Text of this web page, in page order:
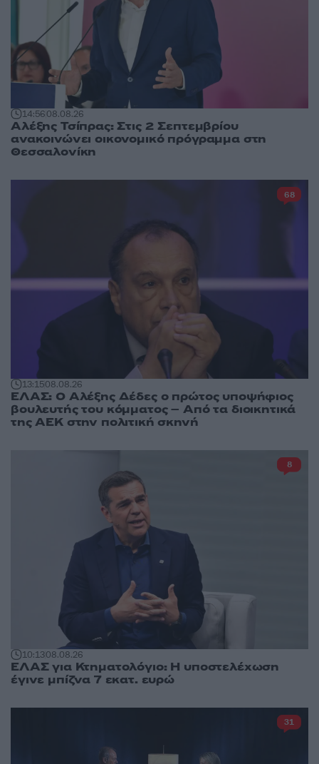
14:5608.08.26
Αλέξης Τσίπρας: Στις 2 Σεπτεμβρίου
ανακοινώνει οικονομικό πρόγραμμα στη
Θεσσαλονίκη
13:1508.08.26
ΕΛΑΣ: Ο Αλέξης Δέδες ο πρώτος υποψήφιος
βουλευτής του κόμματος – Από τα διοικητικά
της ΑΕΚ στην πολιτική σκηνή
68
10:1308.08.26
ΕΛΑΣ για Κτηματολόγιο: Η υποστελέχωση
έγινε μπίζνα 7 εκατ. ευρώ
8
31